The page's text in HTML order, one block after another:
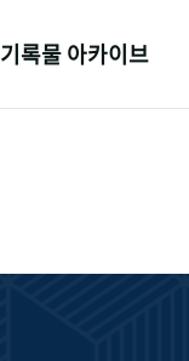
기록물 아카이브